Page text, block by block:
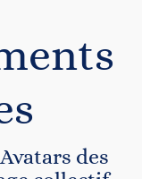
des